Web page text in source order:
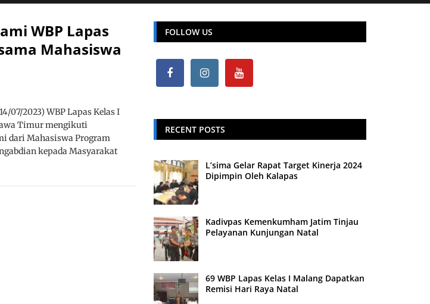
WBP Lapas
Mahasiswa
07/2023) WBP Lapas Kelas I
Timur mengikuti
dari Mahasiswa Program
kepada Masyarakat
FOLLOW US
RECENT POSTS
L’sima Gelar Rapat Target Kinerja 2024
Dipimpin Oleh Kalapas
Kadivpas Kemenkumham Jatim Tinjau
Pelayanan Kunjungan Natal
69 WBP Lapas Kelas I Malang Dapatkan
Remisi Hari Raya Natal